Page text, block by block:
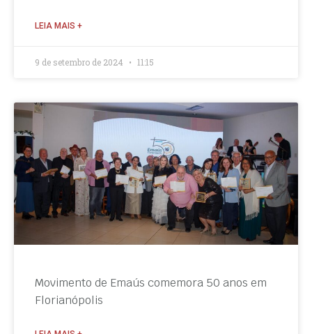
LEIA MAIS +
9 de setembro de 2024 11:15
Movimento de Emaús comemora 50 anos em
Florianópolis